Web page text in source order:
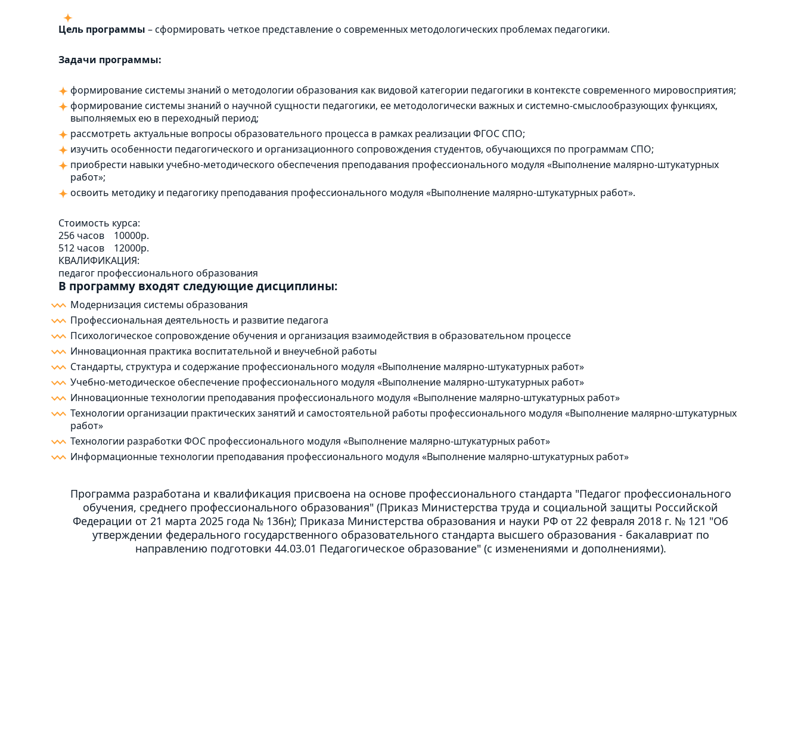
Цель программы – сформировать четкое представление о современных методологических проблемах педагогики.
Задачи программы:
формирование системы знаний о методологии образования как видовой категории педагогики в контексте современного мировосприятия;
формирование системы знаний о научной сущности педагогики, ее методологически важных и системно-смыслообразующих функциях,
выполняемых ею в переходный период;
рассмотреть актуальные вопросы образовательного процесса в рамках реализации ФГОС СПО;
изучить особенности педагогического и организационного сопровождения студентов, обучающихся по программам СПО;
приобрести навыки учебно-методического обеспечения преподавания профессионального модуля «Выполнение малярно-штукатурных
работ»;
освоить методику и педагогику преподавания профессионального модуля «Выполнение малярно-штукатурных работ».
Стоимость курса:
256 часов
10000р.
512 часов
12000р.
КВАЛИФИКАЦИЯ:
педагог профессионального образования
В программу входят следующие дисциплины:
Модернизация системы образования
Профессиональная деятельность и развитие педагога
Психологическое сопровождение обучения и организация взаимодействия в образовательном процессе
Инновационная практика воспитательной и внеучебной работы
Стандарты, структура и содержание профессионального модуля «Выполнение малярно-штукатурных работ»
Учебно-методическое обеспечение профессионального модуля «Выполнение малярно-штукатурных работ»
Инновационные технологии преподавания профессионального модуля «Выполнение малярно-штукатурных работ»
Технологии организации практических занятий и самостоятельной работы профессионального модуля «Выполнение малярно-штукатурных
работ»
Технологии разработки ФОС профессионального модуля «Выполнение малярно-штукатурных работ»
Информационные технологии преподавания профессионального модуля «Выполнение малярно-штукатурных работ»
Программа разработана и квалификация присвоена на основе профессионального стандарта "Педагог профессионального
обучения, среднего профессионального образования" (Приказ Министерства труда и социальной защиты Российской
Федерации от 21 марта 2025 года № 136н); Приказа Министерства образования и науки РФ от 22 февраля 2018 г. № 121 "Об
утверждении федерального государственного образовательного стандарта высшего образования - бакалавриат по
направлению подготовки 44.03.01 Педагогическое образование" (с изменениями и дополнениями).